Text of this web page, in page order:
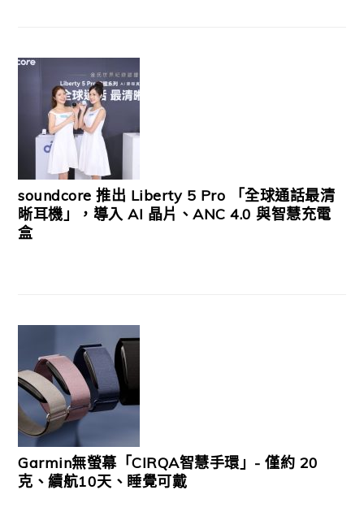
soundcore 推出 Liberty 5 Pro 「全球通話最清
晰耳機」，導入 AI 晶片、ANC 4.0 與智慧充電
盒
Garmin無螢幕「CIRQA智慧手環」- 僅約 20
克、續航10天、睡覺可戴